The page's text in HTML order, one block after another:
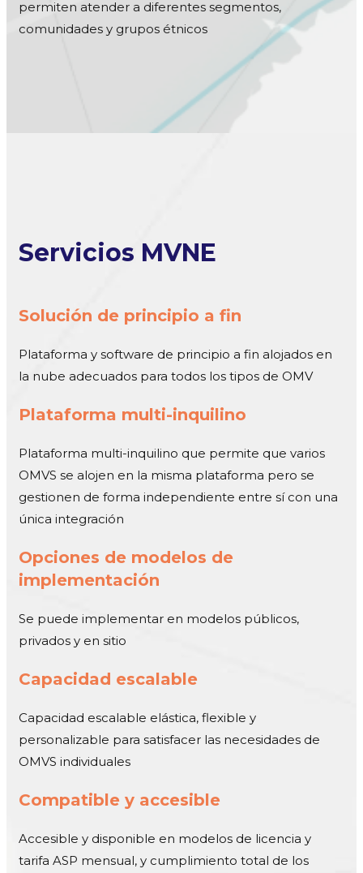
permiten atender a diferentes segmentos,
comunidades y grupos étnicos
Servicios MVNE
Solución de principio a fin
Plataforma y software de principio a fin alojados en
la nube adecuados para todos los tipos de OMV
Plataforma multi-inquilino
Plataforma multi-inquilino que permite que varios
OMVS se alojen en la misma plataforma pero se
gestionen de forma independiente entre sí con una
única integración
Opciones de modelos de
implementación
Se puede implementar en modelos públicos,
privados y en sitio
Capacidad escalable
Capacidad escalable elástica, flexible y
personalizable para satisfacer las necesidades de
OMVS individuales
Compatible y accesible
Accesible y disponible en modelos de licencia y
tarifa ASP mensual, y cumplimiento total de los